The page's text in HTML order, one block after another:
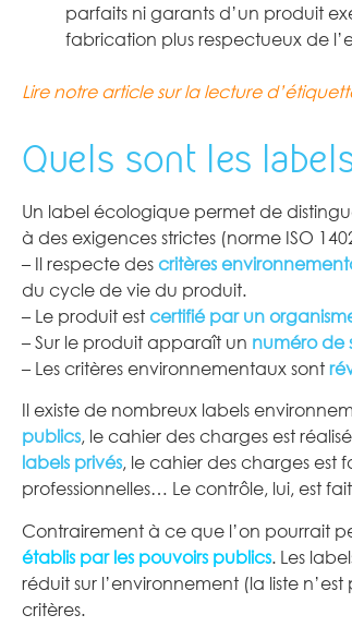
parfaits ni garants d’un produit
fabrication plus respectueux de
Lire notre article sur la lecture
Quels sont les
Un label écologique permet de
à des exigences strictes (norme ISO
– Il respecte des critères
du cycle de vie du produit.
– Le produit est certifié par un
– Sur le produit apparaît un numéro de
– Les critères environnementaux sont
Il existe de nombreux labels
publics, le cahier des charges est
labels privés, le cahier des charges est
professionnelles… Le contrôle, lui, est
Contrairement à ce que l’on pourrait
établis par les pouvoirs publics. Les
réduit sur l’environnement (la liste
critères.